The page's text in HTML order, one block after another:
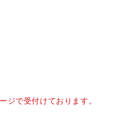
ジで受付けております。